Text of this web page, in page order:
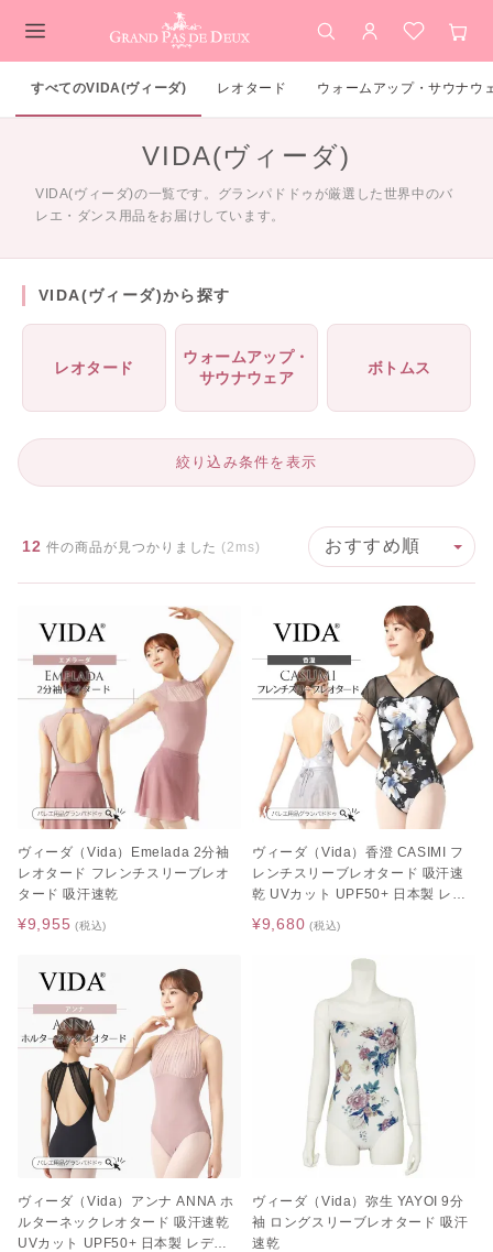
検索 アカウント
お気に入
カ
すべてのVIDA(ヴィーダ) レオタード ウォームアップ・サウナウ
VIDA(ヴィーダ)
VIDA(ヴィーダ)の一覧です。グランパドドゥが厳選した世界中のバ
レエ・ダンス用品をお届けしています。
VIDA(ヴィーダ)から探す
レオタード
ウォームアップ・
サウナウェア
ボトムス
絞り込み条件を表示
12 件の商品が見つかりました (2ms)
ヴィーダ（Vida）Emelada 2分袖
レオタード フレンチスリーブレオ
タード 吸汗速乾
¥9,955 (税込)
ヴィーダ（Vida）香澄 CASIMI フ
レンチスリーブレオタード 吸汗速
乾 UVカット UPF50+ 日本製 レデ
ィース ジュニア
¥9,680 (税込)
ヴィーダ（Vida）アンナ ANNA ホ
ルターネックレオタード 吸汗速乾
UVカット UPF50+ 日本製 レディ
ヴィーダ（Vida）弥生 YAYOI 9分
袖 ロングスリーブレオタード 吸汗
速乾